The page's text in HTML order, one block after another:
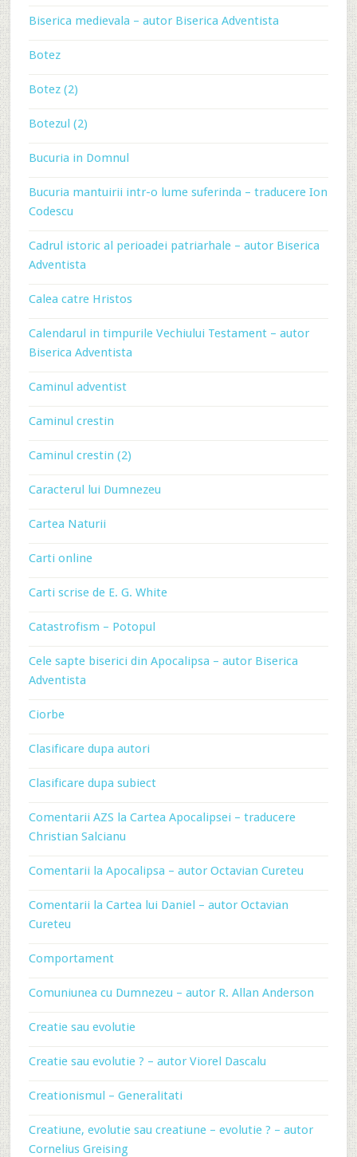
Biserica medievala – autor Biserica Adventista
Botez
Botez (2)
Botezul (2)
Bucuria in Domnul
Bucuria mantuirii intr-o lume suferinda – traducere Ion
Codescu
Cadrul istoric al perioadei patriarhale – autor Biserica
Adventista
Calea catre Hristos
Calendarul in timpurile Vechiului Testament – autor
Biserica Adventista
Caminul adventist
Caminul crestin
Caminul crestin (2)
Caracterul lui Dumnezeu
Cartea Naturii
Carti online
Carti scrise de E. G. White
Catastrofism – Potopul
Cele sapte biserici din Apocalipsa – autor Biserica
Adventista
Ciorbe
Clasificare dupa autori
Clasificare dupa subiect
Comentarii AZS la Cartea Apocalipsei – traducere
Christian Salcianu
Comentarii la Apocalipsa – autor Octavian Cureteu
Comentarii la Cartea lui Daniel – autor Octavian
Cureteu
Comportament
Comuniunea cu Dumnezeu – autor R. Allan Anderson
Creatie sau evolutie
Creatie sau evolutie ? – autor Viorel Dascalu
Creationismul – Generalitati
Creatiune, evolutie sau creatiune – evolutie ? – autor
Cornelius Greising